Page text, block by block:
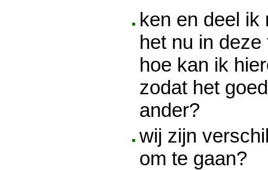
ken en deel ik
het nu in
hoe kan ik
zodat het
ander?
wij zijn
om te gaan?